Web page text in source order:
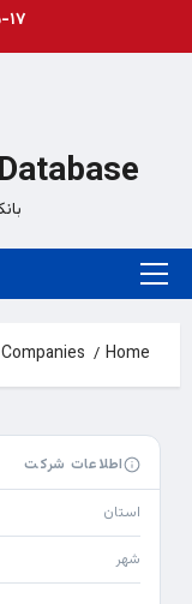
Primary
Home
Companies
اطلاعات شرکت
استان
شهر